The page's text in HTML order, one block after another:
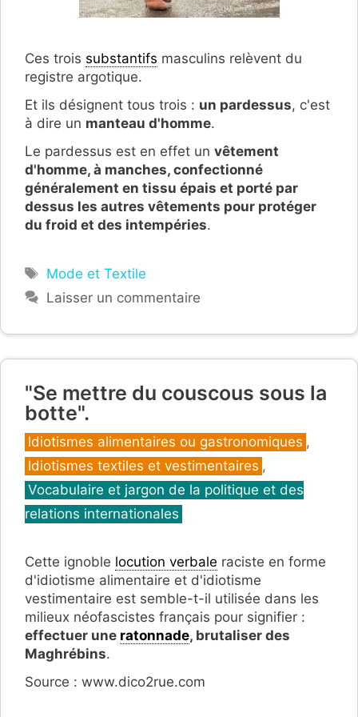
Ces trois substantifs masculins relèvent du
registre argotique.
Et ils désignent tous trois : un pardessus, c'est
à dire un manteau d'homme.
Le pardessus est en effet un vêtement
d'homme, à manches, confectionné
généralement en tissu épais et porté par
dessus les autres vêtements pour protéger
du froid et des intempéries.
Étiquettes
Mode et Textile
Laisser un commentaire
"Se mettre du couscous sous la
botte".
Catégories
Idiotismes alimentaires ou gastronomiques ,
Idiotismes textiles et vestimentaires ,
Vocabulaire et jargon de la politique et des
relations internationales
Cette ignoble locution verbale raciste en forme
d'idiotisme alimentaire et d'idiotisme
vestimentaire est semble-t-il utilisée dans les
milieux néofascistes français pour signifier :
effectuer une ratonnade, brutaliser des
Maghrébins.
Source : www.dico2rue.com